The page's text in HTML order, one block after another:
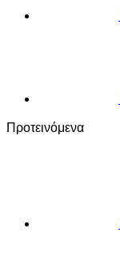
Προτεινόμενα